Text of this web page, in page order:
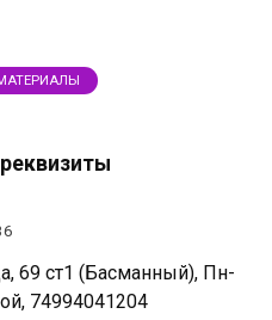
69 ст1 (Басманный), Пн-
74994041204